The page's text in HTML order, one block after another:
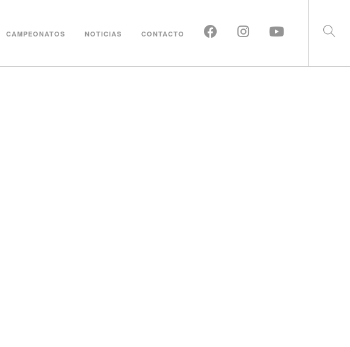
CAMPEONATOS NOTICIAS CONTACTO